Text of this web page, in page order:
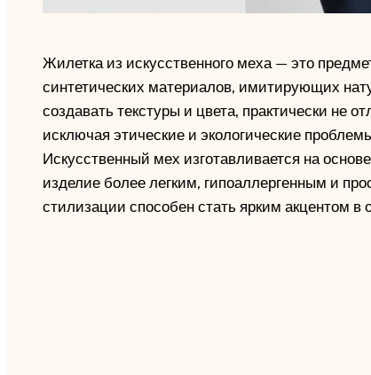
Жилетка из искусственного меха — это
синтетических материалов, имитирующих
создавать текстуры и цвета, практически не
исключая этические и экологические
Искусственный мех изготавливается на
изделие более легким, гипоаллергенным и
стилизации способен стать ярким акцентом